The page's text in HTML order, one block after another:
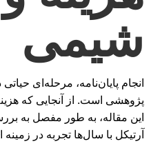
شیمی
انجام پایان‌نامه، مرحله‌ای
پژوهشی است. از آنجایی که
این مقاله، به طور مفصل به
آرتیکل با سال‌ها تجربه در